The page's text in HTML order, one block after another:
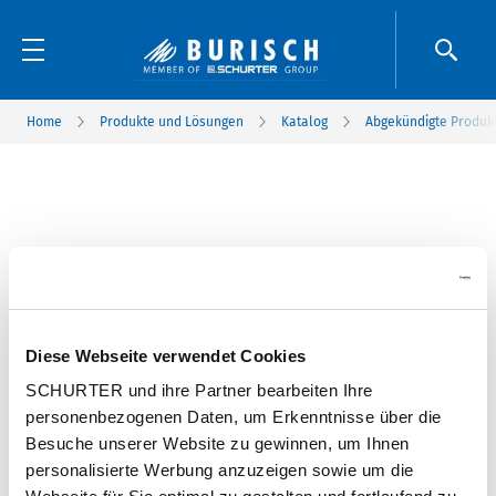
Diese Webseite verwendet Cookies
SCHURTER und ihre Partner bearbeiten Ihre
personenbezogenen Daten, um Erkenntnisse über die
Besuche unserer Website zu gewinnen, um Ihnen
personalisierte Werbung anzuzeigen sowie um die
Home Produkte und Lösungen Katalog Abgekündigte